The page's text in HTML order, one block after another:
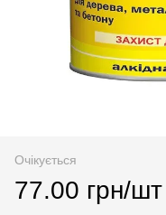
Очікується
77.00 грн/шт